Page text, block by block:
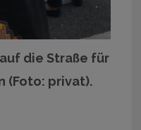
die Straße für
(Foto: privat).